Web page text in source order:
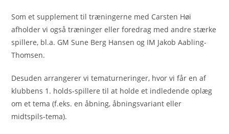
Som et supplement til træningerne med Carsten Høi
afholder vi også træninger eller foredrag med andre stærke
spillere, bl.a. GM Sune Berg Hansen og IM Jakob Aabling-
Thomsen.
Desuden arrangerer vi tematurneringer, hvor vi får en af
klubbens 1. holds-spillere til at holde et indledende oplæg
om et tema (f.eks. en åbning, åbningsvariant eller
midtspils-tema).